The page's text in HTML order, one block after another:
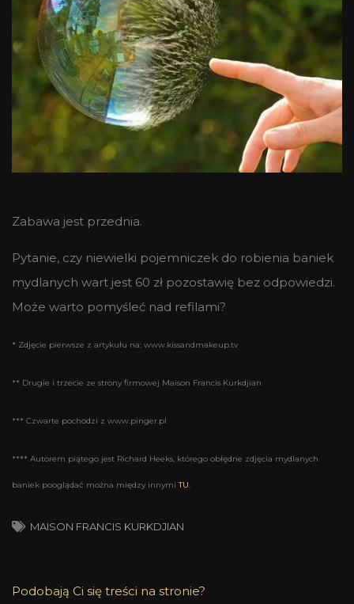
Zabawa jest przednia.
Pytanie, czy niewielki pojemniczek do robienia baniek
mydlanych wart jest 60 zł pozostawię bez odpowiedzi.
Może warto pomyśleć nad refilami?
* Zdjęcie pierwsze z artykułu na: www.kissandmakeup.tv
** Drugie i trzecie ze strony firmowej Maison Francis Kurkdjian
*** Czwarte pochodzi z www.pinger.pl
**** Autorem piątego jest Richard Heeks, którego obłędne zdjęcia mydlanych
baniek pooglądać można między innymiTU.
MAISON FRANCIS KURKDJIAN
Podobają Ci się treści na stronie?